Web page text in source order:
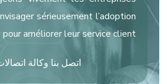
sérieusement l’adoption
améliorer leur service client.
اتصل بنا وكالة